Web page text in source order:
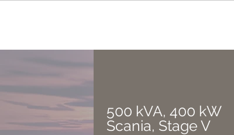
500 kVA, 400 kW
Scania, Stage V